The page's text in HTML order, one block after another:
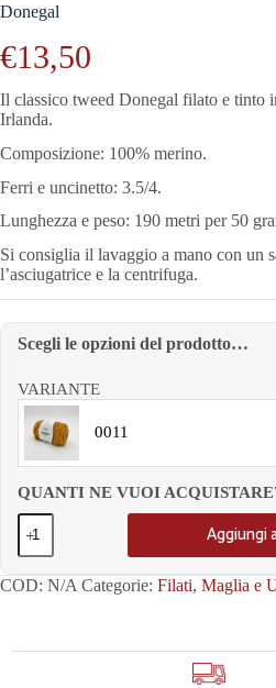
Donegal
€13,50
Il classico tweed Donegal filato e tinto
Irlanda.
Composizione: 100% merino.
Ferri e uncinetto: 3.5/4.
Lunghezza e peso: 190 metri per 50
Si consiglia il lavaggio a mano con un
l’asciugatrice e la centrifuga.
Scegli le opzioni del prodotto…
VARIANTE
0011
QUANTI NE VUOI
Aggiungi
COD: N/A Categorie: Filati, Maglia e